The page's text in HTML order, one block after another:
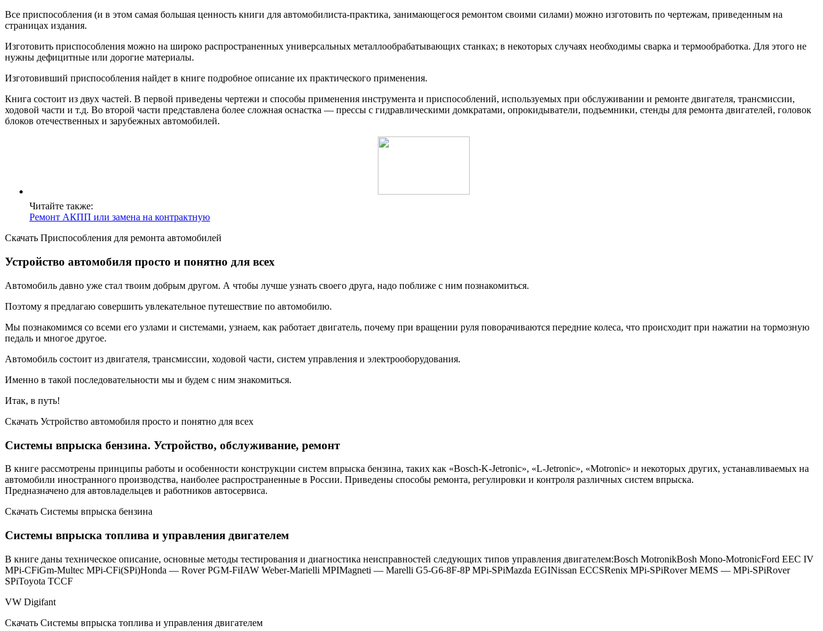
Все приспособления (и в этом самая большая ценность книги для автомобилиста-практика, занимающегося ремонтом своими силами) можно изготовить по чертежам, приведенным на
страницах издания.
Изготовить приспособления можно на широко распространенных универсальных металлообрабатывающих станках; в некоторых случаях необходимы сварка и термообработка. Для этого не
нужны дефицитные или дорогие материалы.
Изготовивший приспособления найдет в книге подробное описание их практического применения.
Книга состоит из двух частей. В первой приведены чертежи и способы применения инструмента и приспособлений, используемых при обслуживании и ремонте двигателя, трансмиссии,
ходовой части и т.д. Во второй части представлена более сложная оснастка — прессы с гидравлическими домкратами, опрокидыватели, подъемники, стенды для ремонта двигателей, головок
блоков отечественных и зарубежных автомобилей.
Читайте также:
Ремонт АКПП или замена на контрактную
Скачать Приспособления для ремонта автомобилей
Устройство автомобиля просто и понятно для всех
Автомобиль давно уже стал твоим добрым другом. А чтобы лучше узнать своего друга, надо поближе с ним познакомиться.
Поэтому я предлагаю совершить увлекательное путешествие по автомобилю.
Мы познакомимся со всеми его узлами и системами, узнаем, как работает двигатель, почему при вращении руля поворачиваются передние колеса, что происходит при нажатии на тормозную
педаль и многое другое.
Автомобиль состоит из двигателя, трансмиссии, ходовой части, систем управления и электрооборудования.
Именно в такой последовательности мы и будем с ним знакомиться.
Итак, в путь!
Скачать Устройство автомобиля просто и понятно для всех
Системы впрыска бензина. Устройство, обслуживание, ремонт
В книге рассмотрены принципы работы и особенности конструкции систем впрыска бензина, таких как «Bosch-K-Jetronic», «L-Jetronic», «Motronic» и некоторых других, устанавливаемых на
автомобили иностранного производства, наиболее распространенные в России. Приведены способы ремонта, регулировки и контроля различных систем впрыска.
Предназначено для автовладельцев и работников автосервиса.
Скачать Системы впрыска бензина
Системы впрыска топлива и управления двигателем
В книге даны техническое описание, основные методы тестирования и диагностика неисправностей следующих типов управления двигателем:Bosch MotronikBosh Mono-MotronicFord EEC IV
MPi-CFiGm-Multec MPi-CFi(SPi)Honda — Rover PGM-FiIAW Weber-Marielli MPIMagneti — Marelli G5-G6-8F-8P MPi-SPiMazda EGINissan ECCSRenix MPi-SPiRover MEMS — MPi-SPiRover
SPiToyota TCCF
VW Digifant
Скачать Системы впрыска топлива и управления двигателем